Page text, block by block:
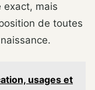
exact, mais
de toutes
usages et